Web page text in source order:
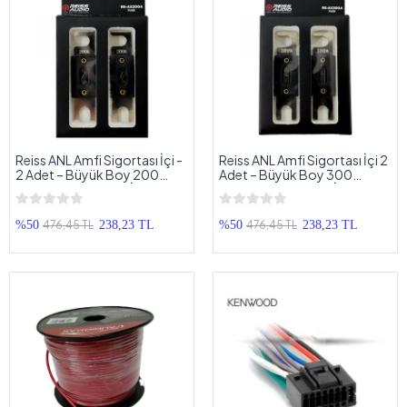
Reiss ANL Amfi Sigortası İçi -
2 Adet – Büyük Boy 200
Amper ANL Sigorta İçi – 2
Adet
%50 476,45 TL 238,23 TL
Reiss ANL Amfi Sigortası İçi 2
Adet – Büyük Boy 300
Amper ANL Sigorta İçi – 2
Adet
%50 476,45 TL 238,23 TL